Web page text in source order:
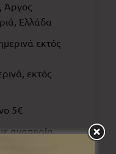
Άργος
Ελλάδα
εκτός
εκτός
5€
αναπηρία